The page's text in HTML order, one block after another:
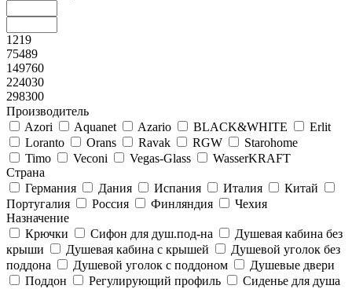
1219
75489
149760
224030
298300
Производитель
Azori
Aquanet Azario BLACK&WHITE
Erlit
Loranto
Orans Ravak RGW
Starohome
Timo
Veconi Vegas-Glass
WasserKRAFT
Страна
Германия
Дания Испания Италия
Китай
Португалия
Россия Финляндия
Чехия
Назначение
Крючки
Сифон для душ.под-на
Душевая кабина без
крыши
Душевая кабина с крышей
Душевой уголок без
поддона
Душевой уголок с поддоном
Душевые двери
Поддон
Регулирующий профиль
Сиденье для душа